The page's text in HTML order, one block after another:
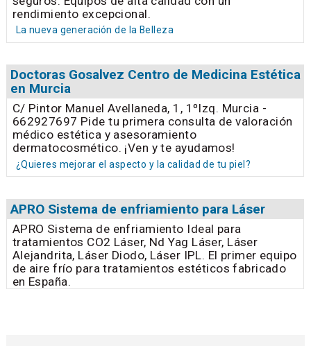
rendimiento excepcional.
La nueva generación de la Belleza
Doctoras Gosalvez Centro de Medicina Estética
en Murcia
C/ Pintor Manuel Avellaneda, 1, 1ºIzq. Murcia -
662927697 Pide tu primera consulta de valoración
médico estética y asesoramiento
dermatocosmético. ¡Ven y te ayudamos!
¿Quieres mejorar el aspecto y la calidad de tu piel?
APRO Sistema de enfriamiento para Láser
APRO Sistema de enfriamiento Ideal para
tratamientos CO2 Láser, Nd Yag Láser, Láser
Alejandrita, Láser Diodo, Láser IPL. El primer equipo
de aire frío para tratamientos estéticos fabricado
en España.